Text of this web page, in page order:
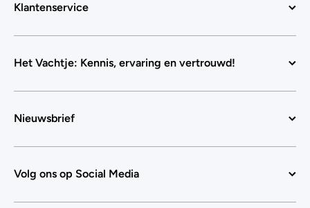
Klantenservice
Het Vachtje: Kennis, ervaring en vertrouwd!
Nieuwsbrief
Volg ons op Social Media